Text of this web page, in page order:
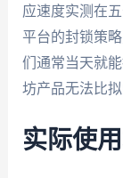
应速度实测在
平台的封锁策
们通常当天就
坊产品无法比拟
实际使